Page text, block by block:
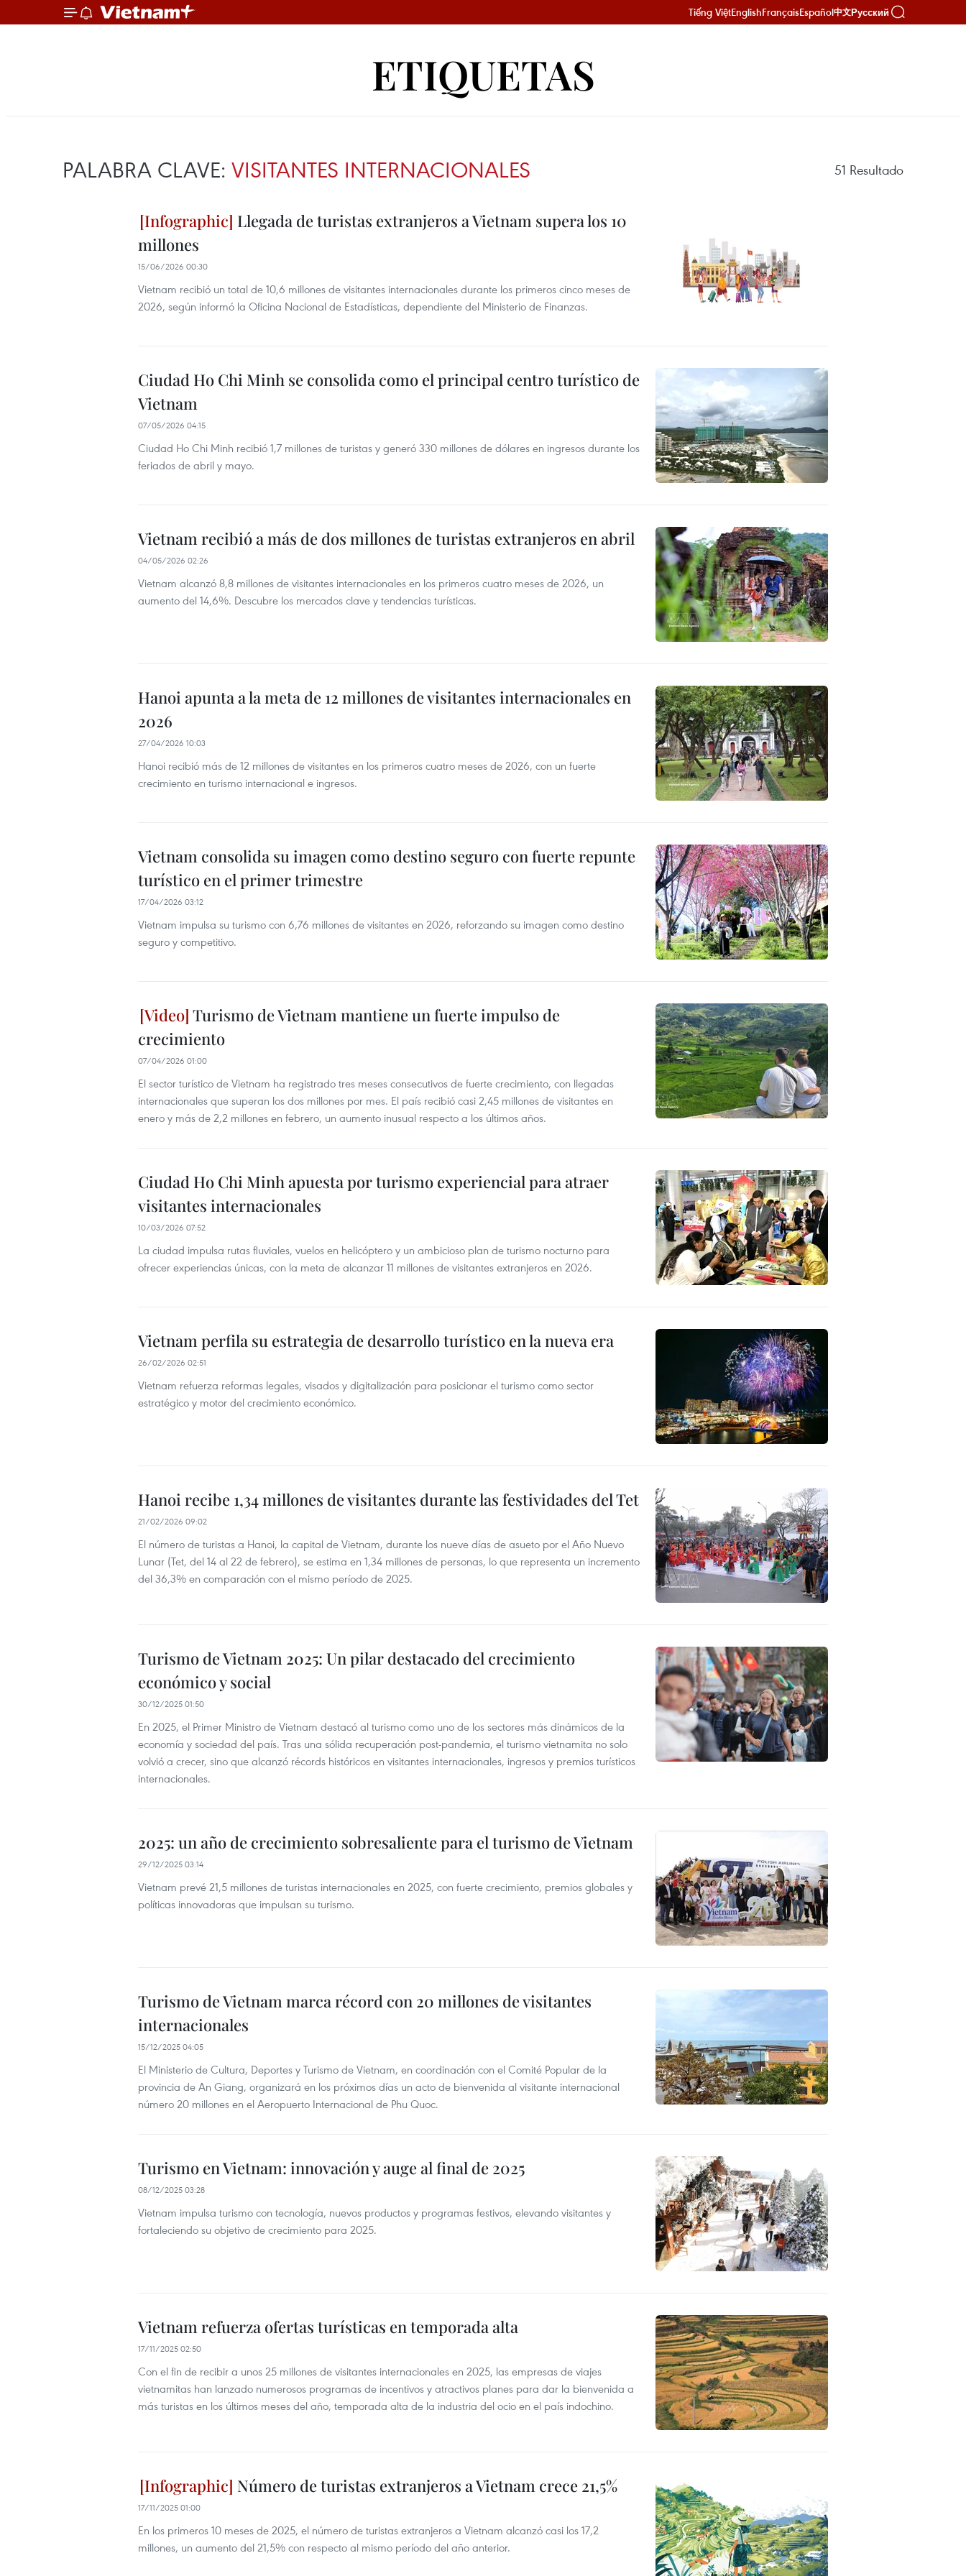
Tiếng ViệtEnglishFrançaisEspañol中文Русский
ETIQUETAS
PALABRA CLAVE: VISITANTES INTERNACIONALES 51 Resultado
Llegada de turistas extranjeros a Vietnam supera los 10
millones
15/06/2026 00:30
Vietnam recibió un total de 10,6 millones de visitantes internacionales durante los primeros cinco meses de
2026, según informó la Oficina Nacional de Estadísticas, dependiente del Ministerio de Finanzas.
Ciudad Ho Chi Minh se consolida como el principal centro turístico de
Vietnam
07/05/2026 04:15
Ciudad Ho Chi Minh recibió 1,7 millones de turistas y generó 330 millones de dólares en ingresos durante los
feriados de abril y mayo.
Vietnam recibió a más de dos millones de turistas extranjeros en abril
04/05/2026 02:26
Vietnam alcanzó 8,8 millones de visitantes internacionales en los primeros cuatro meses de 2026, un
aumento del 14,6%. Descubre los mercados clave y tendencias turísticas.
Hanoi apunta a la meta de 12 millones de visitantes internacionales en
2026
27/04/2026 10:03
Hanoi recibió más de 12 millones de visitantes en los primeros cuatro meses de 2026, con un fuerte
crecimiento en turismo internacional e ingresos.
Vietnam consolida su imagen como destino seguro con fuerte repunte
turístico en el primer trimestre
17/04/2026 03:12
Vietnam impulsa su turismo con 6,76 millones de visitantes en 2026, reforzando su imagen como destino
seguro y competitivo.
Turismo de Vietnam mantiene un fuerte impulso de
crecimiento
07/04/2026 01:00
El sector turístico de Vietnam ha registrado tres meses consecutivos de fuerte crecimiento, con llegadas
internacionales que superan los dos millones por mes. El país recibió casi 2,45 millones de visitantes en
enero y más de 2,2 millones en febrero, un aumento inusual respecto a los últimos años.
Ciudad Ho Chi Minh apuesta por turismo experiencial para atraer
visitantes internacionales
10/03/2026 07:52
La ciudad impulsa rutas fluviales, vuelos en helicóptero y un ambicioso plan de turismo nocturno para
ofrecer experiencias únicas, con la meta de alcanzar 11 millones de visitantes extranjeros en 2026.
Vietnam perfila su estrategia de desarrollo turístico en la nueva era
26/02/2026 02:51
Vietnam refuerza reformas legales, visados y digitalización para posicionar el turismo como sector
estratégico y motor del crecimiento económico.
Hanoi recibe 1,34 millones de visitantes durante las festividades del Tet
21/02/2026 09:02
El número de turistas a Hanoi, la capital de Vietnam, durante los nueve días de asueto por el Año Nuevo
Lunar (Tet, del 14 al 22 de febrero), se estima en 1,34 millones de personas, lo que representa un incremento
del 36,3% en comparación con el mismo período de 2025.
Turismo de Vietnam 2025: Un pilar destacado del crecimiento
económico y social
30/12/2025 01:50
En 2025, el Primer Ministro de Vietnam destacó al turismo como uno de los sectores más dinámicos de la
economía y sociedad del país. Tras una sólida recuperación post-pandemia, el turismo vietnamita no solo
volvió a crecer, sino que alcanzó récords históricos en visitantes internacionales, ingresos y premios turísticos
internacionales.
2025: un año de crecimiento sobresaliente para el turismo de Vietnam
29/12/2025 03:14
Vietnam prevé 21,5 millones de turistas internacionales en 2025, con fuerte crecimiento, premios globales y
políticas innovadoras que impulsan su turismo.
Turismo de Vietnam marca récord con 20 millones de visitantes
internacionales
15/12/2025 04:05
El Ministerio de Cultura, Deportes y Turismo de Vietnam, en coordinación con el Comité Popular de la
provincia de An Giang, organizará en los próximos días un acto de bienvenida al visitante internacional
número 20 millones en el Aeropuerto Internacional de Phu Quoc.
Turismo en Vietnam: innovación y auge al final de 2025
08/12/2025 03:28
Vietnam impulsa turismo con tecnología, nuevos productos y programas festivos, elevando visitantes y
fortaleciendo su objetivo de crecimiento para 2025.
Vietnam refuerza ofertas turísticas en temporada alta
17/11/2025 02:50
Con el fin de recibir a unos 25 millones de visitantes internacionales en 2025, las empresas de viajes
vietnamitas han lanzado numerosos programas de incentivos y atractivos planes para dar la bienvenida a
más turistas en los últimos meses del año, temporada alta de la industria del ocio en el país indochino.
Número de turistas extranjeros a Vietnam crece 21,5%
17/11/2025 01:00
En los primeros 10 meses de 2025, el número de turistas extranjeros a Vietnam alcanzó casi los 17,2
millones, un aumento del 21,5% con respecto al mismo período del año anterior.